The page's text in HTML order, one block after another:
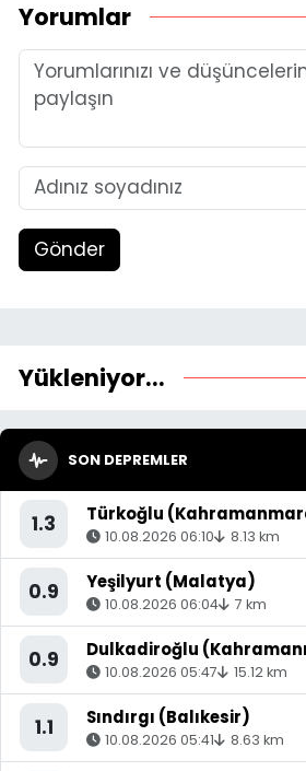
Yorumlar
Gönder
Yükleniyor...
SON DEPREMLER
1.3 Türkoğlu
10.08.2026 06:10 8.13 km
0.9 Yeşilyurt (Malatya)
10.08.2026 06:04 7 km
0.9 Dulkadiroğlu
10.08.2026 05:47 15.12 km
1.1 Sındırgı (Balıkesir)
10.08.2026 05:41 8.63 km